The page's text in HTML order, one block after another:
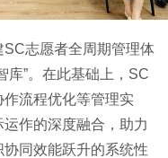
SC志愿者全周期管理体
库”。在此基础上，SC
流程优化等管理实
作的深度融合，助力
同效能跃升的系统性